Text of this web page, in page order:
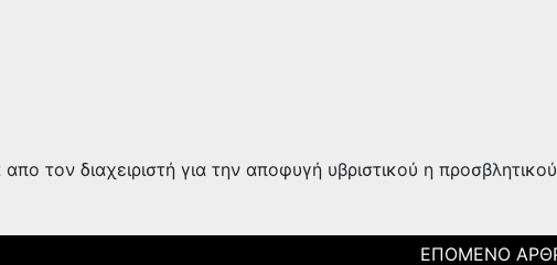
τον διαχειριστή για την αποφυγή υβριστικού η προσβλητικού